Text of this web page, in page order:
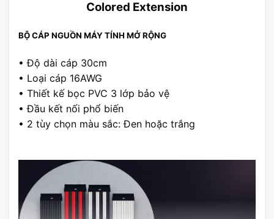
Colored Extension
BỘ CÁP NGUỒN MÁY TÍNH MỞ RỘNG
• Độ dài cáp 30cm
• Loại cáp 16AWG
• Thiết kế bọc PVC 3 lớp bảo vệ
• Đầu kết nối phổ biến
• 2 tùy chọn màu sắc: Đen hoặc trắng